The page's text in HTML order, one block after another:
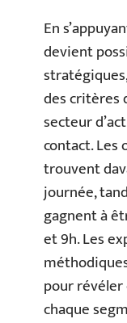
En
devient
des critères
secteur
contact.
trouvent
journée,
gagnent à
et 9h. Les
pour
chaque